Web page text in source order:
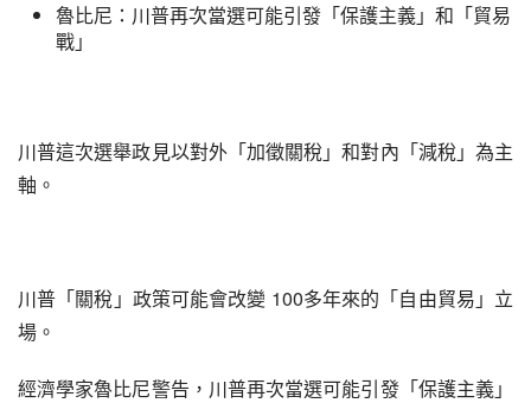
魯比尼：川普再次當選可能引發「保護主義」和「貿易
戰」
川普這次選舉政見以對外「加徵關稅」和對內「減稅」為主
軸。
川普「關稅」政策可能會改變 100多年來的「自由貿易」立
場。
經濟學家魯比尼警告，川普再次當選可能引發「保護主義」